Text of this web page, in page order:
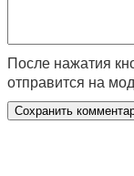
После нажатия
отправится на